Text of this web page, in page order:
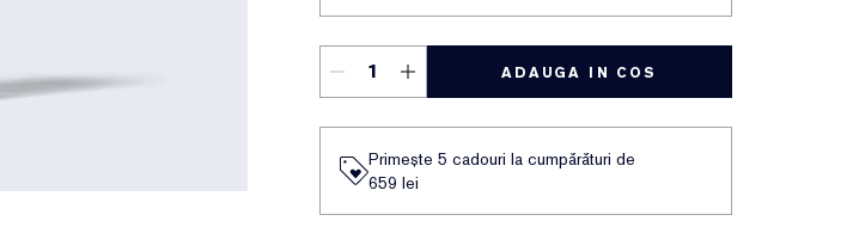
ADAUGA IN COS
Primește 5 cadouri la cumpărături de
659 lei